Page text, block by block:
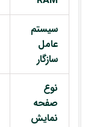
سیستم
عامل
سازگار
نوع
صفحه
نمایش